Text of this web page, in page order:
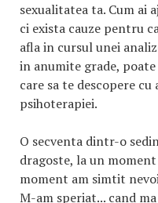
sexualitatea ta. Cum ai
ci exista cauze pentru
afla in cursul unei
in anumite grade,
care sa te descopere
psihoterapiei.
O secventa dintr-o
dragoste, la un
moment am simtit
M-am speriat... cand